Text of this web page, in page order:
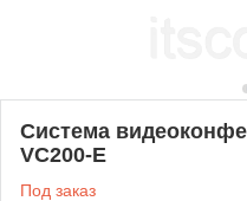
Система
VC200-E
Под заказ